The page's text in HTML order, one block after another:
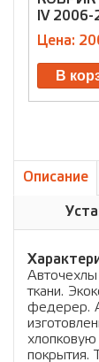
IV 2006-
Цена:
В
Описание
Авточехлы
ткани.
федерер.
хлопковую
покрытия.